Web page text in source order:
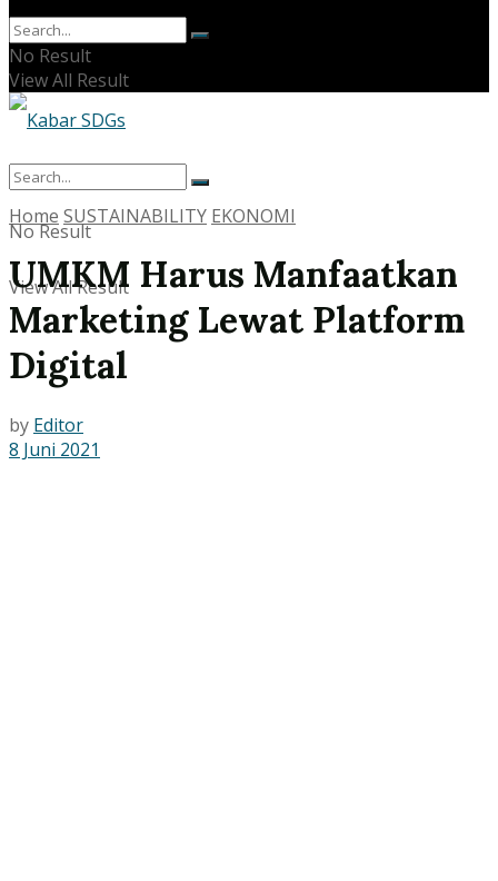
No Result
View All Result
No Result
View All Result
Home SUSTAINABILITY EKONOMI
UMKM Harus Manfaatkan
Marketing Lewat Platform
Digital
by Editor
8 Juni 2021